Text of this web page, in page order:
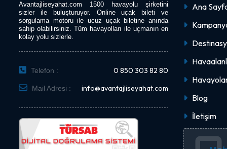
Avantajliseyahat.com 1500 havayolu şirketini
sizler ile buluşturuyor. Online uçak bileti ve
sorgulama motoru ile ucuz uçak biletine anında
sahip olabilirsiniz. Tüm havayolları ile uçmanın en
kolay yolu sizlerle.
Telefon : 0 850 303 82 80
Mail Adresi : info@avantajliseyahat.com
Ana
Blog
İletişim